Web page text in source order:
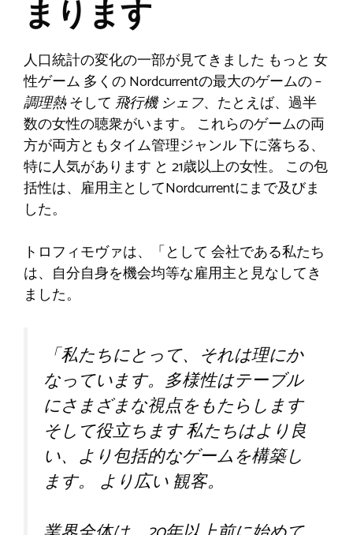
まります
人口統計の変化の一部が見てきました もっと 女
性ゲーム 多くのNordcurrentの最大のゲームの –
調理熱そして 飛行機シェフ、たとえば、過半
数の女性の聴衆がいます。 これらのゲームの両
方が両方ともタイム管理ジャンル下に落ちる、
特に人気があります と 21歳以上の女性。 この包
括性は、雇用主としてNordcurrentにまで及びま
した。
トロフィモヴァは、「として 会社である私たち
は、自分自身を機会均等な雇用主と見なしてき
ました。
「私たちにとって、それは理にか
なっています。多様性はテーブル
にさまざまな視点をもたらします
そして役立ちます私たちはより良
い、より包括的なゲームを構築し
ます。 より広い観客。